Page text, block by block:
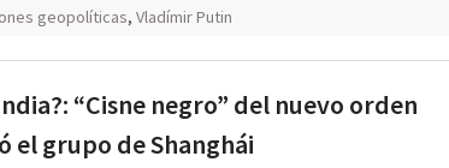
geopolíticas, Vladímir Putin
“Cisne negro” del nuevo orden
el grupo de Shanghái